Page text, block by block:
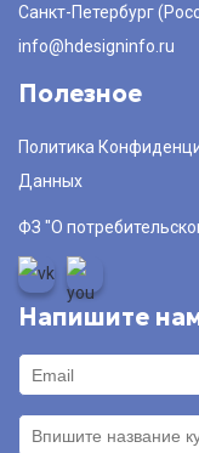
Санкт-Петербург
info@hdesigninfo.ru
Полезное
Политика
Данных
ФЗ "О
Напишите